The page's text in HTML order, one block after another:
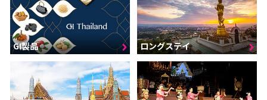
GI製品 ロングステイ